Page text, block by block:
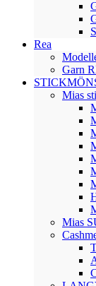
Rea
Garn
Mias
Mias